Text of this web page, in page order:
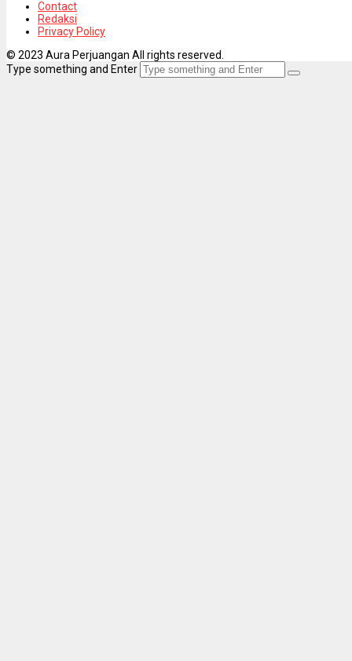
Contact
Redaksi
Privacy Policy
© 2023 Aura Perjuangan All rights reserved.
Type something and Enter